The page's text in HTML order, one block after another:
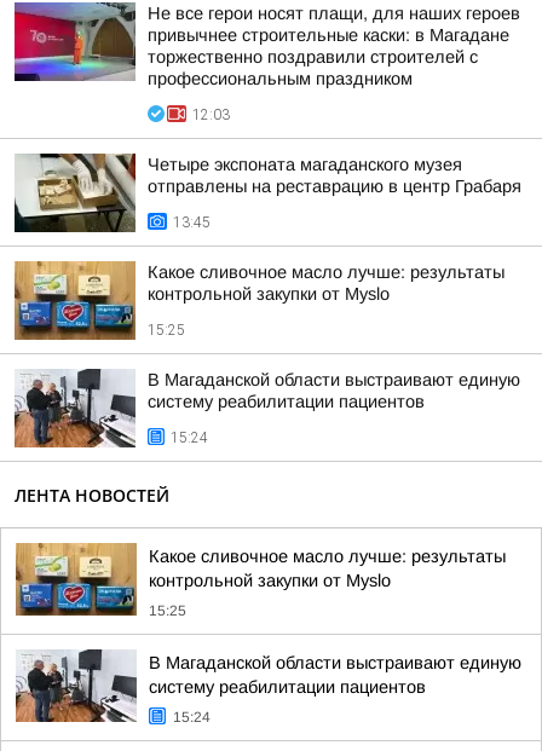
Не все герои носят плащи, для наших героев
привычнее строительные каски: в Магадане
торжественно поздравили строителей с
профессиональным праздником
12:03
Четыре экспоната магаданского музея
отправлены на реставрацию в центр Грабаря
13:45
Какое сливочное масло лучше: результаты
контрольной закупки от Myslo
15:25
В Магаданской области выстраивают единую
систему реабилитации пациентов
15:24
ЛЕНТА НОВОСТЕЙ
Какое сливочное масло лучше: результаты
контрольной закупки от Myslo
15:25
В Магаданской области выстраивают единую
систему реабилитации пациентов
15:24